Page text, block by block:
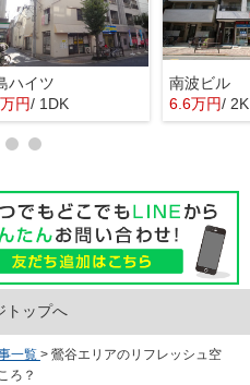
ハイツ
円/ 1DK
南波ビル
6.6万円/ 2K
トップへ
一覧 > 鶯谷エリアのリフレッシュ空
ろ？